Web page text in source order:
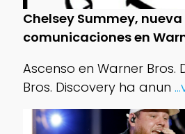
Chelsey Summey, nueva
comunicaciones en
Ascenso en Warner Bros.
Bros. Discovery ha anun